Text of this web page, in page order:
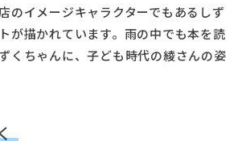
のイメージキャラクターでもあるしず
が描かれています。雨の中でも本を読
くちゃんに、子ども時代の綾さんの姿